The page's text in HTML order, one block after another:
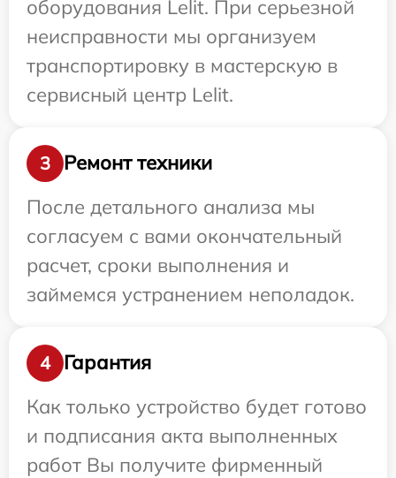
оборудования Lelit. При серьезной
неисправности мы организуем
транспортировку в мастерскую в
сервисный центр Lelit.
3
Ремонт техники
После детального анализа мы
согласуем с вами окончательный
расчет, сроки выполнения и
займемся устранением неполадок.
4
Гарантия
Как только устройство будет готово
и подписания акта выполненных
работ Вы получите фирменный